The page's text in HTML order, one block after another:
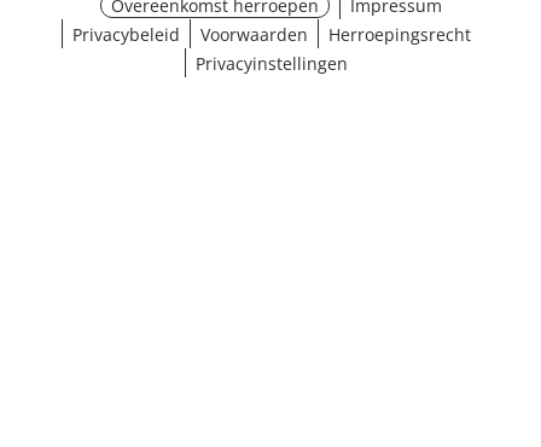
Overeenkomst herroepen
Impressum
Privacybeleid
Voorwaarden
Herroepingsrecht
Privacyinstellingen